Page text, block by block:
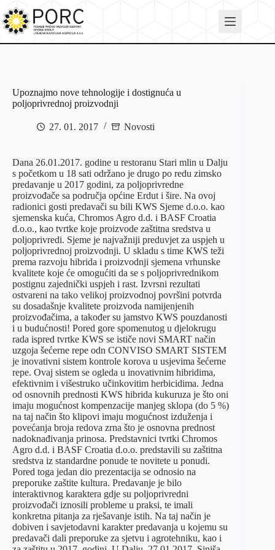
to
content
Upoznajmo nove tehnologije i dostignuća u
poljoprivrednoj proizvodnji
27. 01. 2017 Novosti
Dana 26.01.2017. godine u restoranu Stari mlin u Dalju
s početkom u 18 sati održano je drugo po redu zimsko
predavanje u 2017 godini, za poljoprivredne
proizvođače sa područja općine Erdut i šire. Na ovoj
radionici gosti predavači su bili KWS Sjeme d.o.o. kao
sjemenska kuća, Chromos Agro d.d. i BASF Croatia
d.o.o., kao tvrtke koje proizvode zaštitna sredstva u
poljoprivredi. Sjeme je najvažniji preduvjet za uspjeh u
poljoprivrednoj proizvodnji. U skladu s time KWS teži
prema razvoju hibrida i proizvodnji sjemena vrhunske
kvalitete koje će omogućiti da se s poljoprivrednikom
postignu zajednički uspjeh i rast. Izvrsni rezultati
ostvareni na tako velikoj proizvodnoj površini potvrda
su dosadašnje kvalitete proizvoda namijenjenih
proizvođačima, a također su jamstvo KWS pouzdanosti
i u budućnosti! Pored gore spomenutog u djelokrugu
rada ispred tvrtke KWS se ističe novi SMART način
uzgoja šećerne repe odn CONVISO SMART SISTEM
je inovativni sistem kontrole korova u usjevima šećerne
repe. Ovaj sistem se ogleda u inovativnim hibridima,
efektivnim i višestruko učinkovitim herbicidima. Jedna
od osnovnih prednosti KWS hibrida kukuruza je što oni
imaju mogućnost kompenzacije manjeg sklopa (do 5 %)
na taj način što klipovi imaju mogućnost izduženja i
povećanja broja redova zrna što je osnovna prednost
nadoknađivanja prinosa. Predstavnici tvrtki Chromos
Agro d.d. i BASF Croatia d.o.o. predstavili su zaštitna
sredstva iz standardne ponude te novitete u ponudi.
Pored toga jedan dio prezentacija se odnosio na
preporuke zaštite kultura. Predavanje je bilo
interaktivnog karaktera gdje su poljoprivredni
proizvođači iznosili probleme u praksi, te imali
konkretna pitanja za rješavanje istih. Na taj način je
dobiven i savjetodavni karakter predavanja u kojemu su
predavači dali preporuke za sjetvu i agrotehniku, kao i